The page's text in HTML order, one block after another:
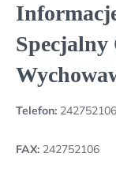
Specjalny
Telefon: 242752106
FAX: 242752106